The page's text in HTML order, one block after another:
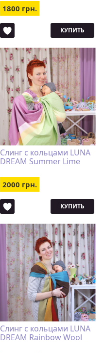
1800 грн.
КУПИТЬ
Cлинг с кольцами LUNA
DREAM Summer Lime
2000 грн.
КУПИТЬ
Cлинг с кольцами LUNA
DREAM Rainbow Wool